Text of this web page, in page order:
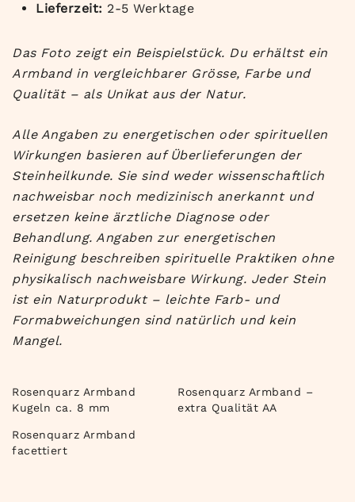
Lieferzeit: 2-5 Werktage
Das Foto zeigt ein Beispielstück. Du erhältst ein
Armband in vergleichbarer Grösse, Farbe und
Qualität – als Unikat aus der Natur.
Alle Angaben zu energetischen oder spirituellen
Wirkungen basieren auf Überlieferungen der
Steinheilkunde. Sie sind weder wissenschaftlich
nachweisbar noch medizinisch anerkannt und
ersetzen keine ärztliche Diagnose oder
Behandlung. Angaben zur energetischen
Reinigung beschreiben spirituelle Praktiken ohne
physikalisch nachweisbare Wirkung. Jeder Stein
ist ein Naturprodukt – leichte Farb- und
Formabweichungen sind natürlich und kein
Mangel.
Rosenquarz Armband
Kugeln ca. 8 mm
Rosenquarz Armband –
extra Qualität AA
Rosenquarz Armband
facettiert